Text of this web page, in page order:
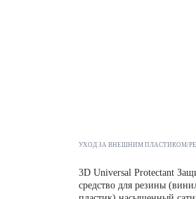
УХОД ЗА ВНЕШНИМ ПЛАСТИКОМ/
3D Universal Protectant
средство для резины